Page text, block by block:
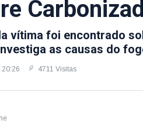
vítima foi encontrado
as causas do
20:26 4711 Visitas